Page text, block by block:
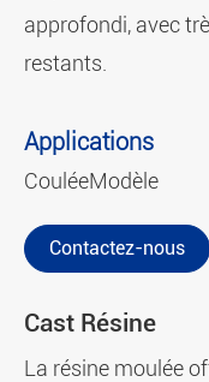
approfondi, avec
restants.
Applications
CouléeModèle
Contactez-nous
Cast Résine
La résine moulée